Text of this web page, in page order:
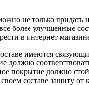
не только придать
более улучшенные
в интернет-
имеются
должно
покрытие должно
составе защиту от